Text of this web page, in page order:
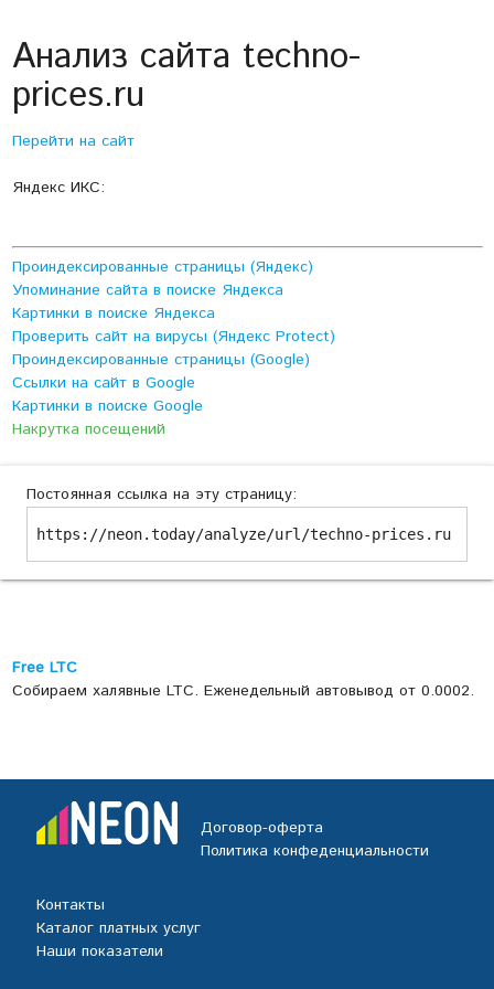
Анализ сайта techno-
prices.ru
Перейти на сайт
Яндекс ИКС:
Проиндексированные страницы (Яндекс)
Упоминание сайта в поиске Яндекса
Картинки в поиске Яндекса
Проверить сайт на вирусы (Яндекс Protect)
Проиндексированные страницы (Google)
Ссылки на сайт в Google
Картинки в поиске Google
Накрутка посещений
Постоянная ссылка на эту страницу:
https://neon.today/analyze/url/techno-prices.ru
Free LTC
Собираем халявные LTC. Еженедельный автовывод от 0.0002.
Договор-оферта
Политика конфеденциальности
Контакты
Каталог платных услуг
Наши показатели